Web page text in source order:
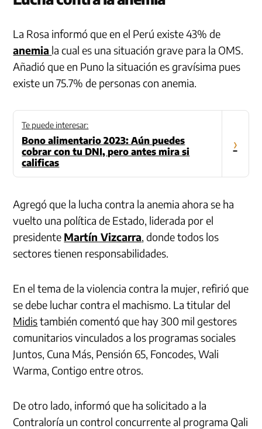
La Rosa informó que en el Perú existe 43% de
anemia la cual es una situación grave para la OMS.
Añadió que en Puno la situación es gravísima pues
existe un 75.7% de personas con anemia.
Te puede interesar:
Bono alimentario 2023: Aún puedes
cobrar con tu DNI, pero antes mira si
calificas
›
Agregó que la lucha contra la anemia ahora se ha
vuelto una política de Estado, liderada por el
presidente Martín Vizcarra, donde todos los
sectores tienen responsabilidades.
En el tema de la violencia contra la mujer, refirió que
se debe luchar contra el machismo. La titular del
Midistambién comentó que hay 300 mil gestores
comunitarios vinculados a los programas sociales
Juntos, Cuna Más, Pensión 65, Foncodes, Wali
Warma, Contigo entre otros.
De otro lado, informó que ha solicitado a la
Contraloría un control concurrente al programa Qali